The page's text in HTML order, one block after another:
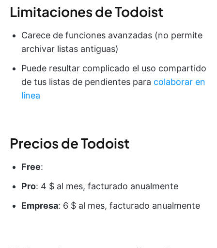
Limitaciones de Todoist
Carece de funciones avanzadas (no permite
archivar listas antiguas)
Puede resultar complicado el uso compartido
de tus listas de pendientes para colaborar en
línea
Precios de Todoist
Free:
Pro: 4 $ al mes, facturado anualmente
Empresa: 6 $ al mes, facturado anualmente